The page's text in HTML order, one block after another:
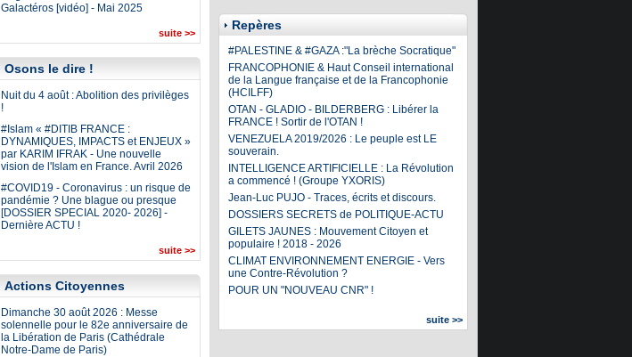
Galactéros [vidéo] - Mai 2025
suite >>
Osons le dire !
Nuit du 4 août : Abolition des privilèges
!
#Islam « #DITIB FRANCE :
DYNAMIQUES, IMPACTS et ENJEUX »
par KARIM IFRAK - Une nouvelle
vision de l'Islam en France. Avril 2026
#COVID19 - Coronavirus : un risque de
pandémie ? Une blague ou presque
[DOSSIER SPECIAL 2020- 2026] -
Dernière ACTU !
suite >>
Actions Citoyennes
Dimanche 30 août 2026 : Messe
solennelle pour le 82e anniversaire de
la Libération de Paris (Cathédrale
Notre-Dame de Paris)
Repères
#PALESTINE & #GAZA :"La brèche Socratique"
FRANCOPHONIE & Haut Conseil international
de la Langue française et de la Francophonie
(HCILFF)
OTAN - GLADIO - BILDERBERG : Libérer la
FRANCE ! Sortir de l'OTAN !
VENEZUELA 2019/2026 : Le peuple est LE
souverain.
INTELLIGENCE ARTIFICIELLE : La Révolution
a commencé ! (Groupe YXORIS)
Jean-Luc PUJO - Traces, écrits et discours.
DOSSIERS SECRETS de POLITIQUE-ACTU
GILETS JAUNES : Mouvement Citoyen et
populaire ! 2018 - 2026
CLIMAT ENVIRONNEMENT ENERGIE - Vers
une Contre-Révolution ?
POUR UN "NOUVEAU CNR" !
suite >>